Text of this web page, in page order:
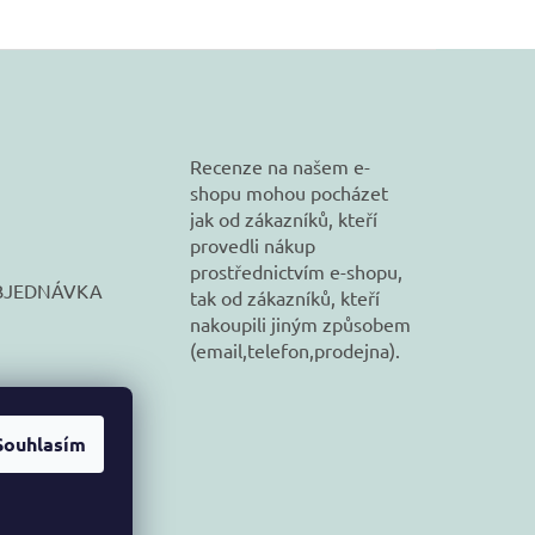
Recenze na našem e-
shopu mohou pocházet
jak od zákazníků, kteří
provedli nákup
prostřednictvím e-shopu,
tak od zákazníků, kteří
nakoupili jiným způsobem
(email,telefon,prodejna).